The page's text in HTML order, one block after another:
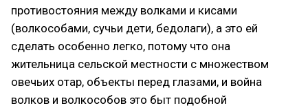
противостояния между волками и кисами
(волкособами, сучьи дети, бедолаги), а это ей
сделать особенно легко, потому что она
жительница сельской местности с множеством
овечьих отар, объекты перед глазами, и война
волков и волкособов это быт подобной